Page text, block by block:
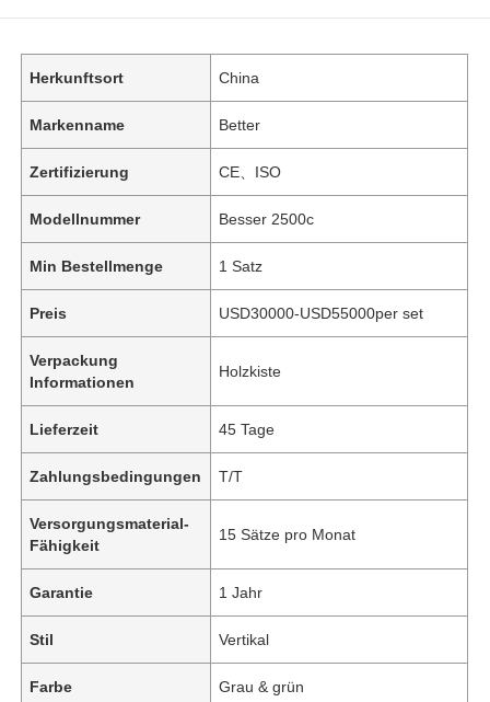
Herkunftsort China
Markenname Better
Zertifizierung CE、ISO
Modellnummer Besser 2500c
Min Bestellmenge 1 Satz
Preis USD30000-USD55000per set
Verpackung
Informationen
Holzkiste
Lieferzeit 45 Tage
Zahlungsbedingungen T/T
Versorgungsmaterial-
Fähigkeit
15 Sätze pro Monat
Garantie 1 Jahr
Stil Vertikal
Farbe Grau & grün